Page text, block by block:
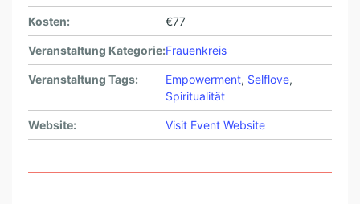
Kosten: €77
Veranstaltung Kategorie:Frauenkreis
Veranstaltung Tags: Empowerment, Selflove,
Spiritualität
Website: Visit Event Website